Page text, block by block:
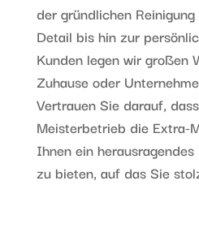
der gründlichen
Detail bis hin zur
Kunden legen wir großen
Zuhause oder
Vertrauen Sie darauf,
Meisterbetrieb die Extra-
Ihnen ein
zu bieten, auf das Sie